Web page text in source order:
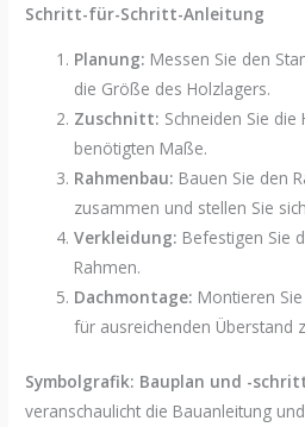
Schritt-für-Schritt-Anleitung
Planung: Messen Sie den
die Größe des Holzlagers.
Zuschnitt: Schneiden Sie
benötigten Maße.
Rahmenbau: Bauen Sie den
zusammen und stellen Sie
Verkleidung: Befestigen Sie
Rahmen.
Dachmontage: Montieren
für ausreichenden Überstand
Symbolgrafik: Bauplan und -
veranschaulicht die Bauanleitung